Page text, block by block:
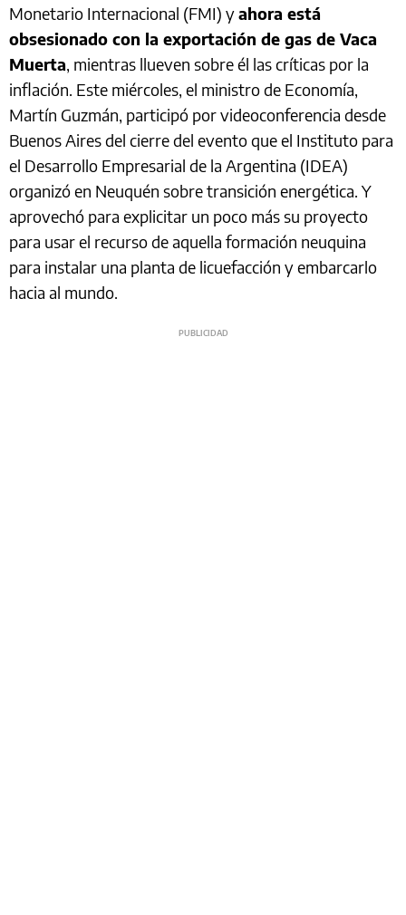
Monetario Internacional (FMI) yahora está
obsesionado con la exportación de gas de Vaca
Muerta, mientras llueven sobre él las críticas por la
inflación. Este miércoles, el ministro de Economía,
Martín Guzmán, participó por videoconferencia desde
Buenos Aires del cierre del evento que el Instituto para
el Desarrollo Empresarial de la Argentina (IDEA)
organizó en Neuquén sobre transición energética. Y
aprovechó para explicitar un poco más su proyecto
para usar el recurso de aquella formación neuquina
para instalar una planta de licuefacción y embarcarlo
hacia al mundo.